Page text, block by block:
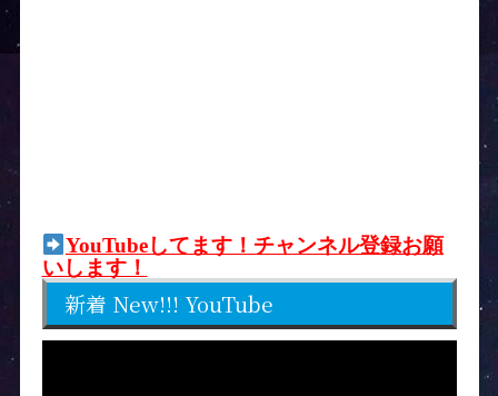
YouTubeしてます！チャンネル登録お願
いします！
新着 New!!! YouTube